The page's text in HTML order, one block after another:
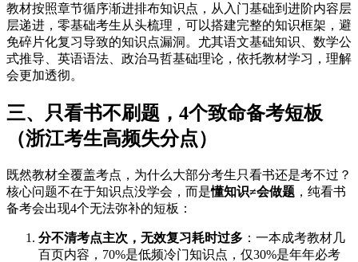
教材按照章节循序渐进排布知识点，从入门基础到进阶内容层
层递进，零基础考生从头梳理，可以搭建完整的知识框架，避
免碎片化复习导致的知识点漏洞。尤其语文基础知识、数学公
式推导、英语语法、政治马哲基础理论，依托教材学习，理解
会更加透彻。
三、只看书不刷题，4个致命备考短板
（浙江考生高频失分点）
既然教材全覆盖考点，为什么大部分考生只看书还是考不过？
核心问题不在于知识点没学会，而是懂知识≠会做题 ，纯看书
备考会出现4个无法弥补的短板：
分不清考点主次，无效复习耗时过多 ：一本成考教材几
百页内容，70%是低频冷门知识点，仅30%是年年必考